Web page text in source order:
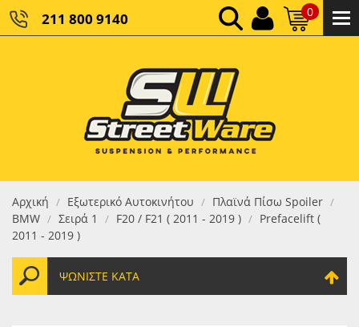
211 800 9140 0
ΚΑΘΑΡΌ ΣΎΝΟΛΟ:
ΤΕΛΙΚΌ ΣΎΝΟΛΟ:0,00 €
Αρχική / Εξωτερικό Αυτοκινήτου / Πλαϊνά Πίσω Spoiler /
BMW / Σειρά 1 / F20 / F21 ( 2011 - 2019 ) / Prefacelift (
2011 - 2019 )
ΨΩΝΊΣΤΕ ΚΑΤΆ